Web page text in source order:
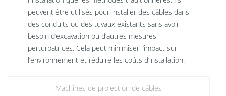
peuvent être utilisés pour installer des câbles dans
des conduits ou des tuyaux existants sans avoir
besoin d’excavation ou d’autres mesures
perturbatrices. Cela peut minimiser l’impact sur
l’environnement et réduire les coûts d’installation.
Machines de projection de câbles